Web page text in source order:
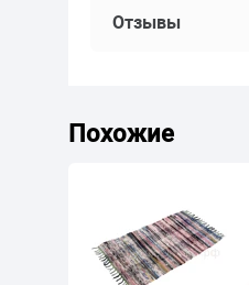
Отзывы
Похожие